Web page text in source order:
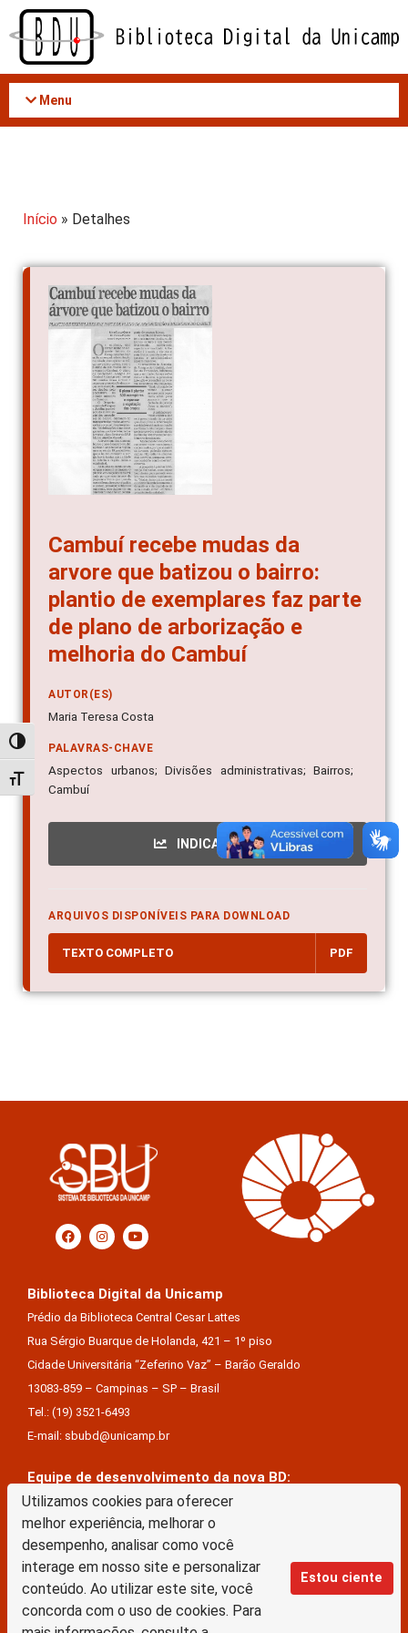
Utilizamos cookies para oferecer
melhor experiência, melhorar o
desempenho, analisar como você
interage em nosso site e personalizar
conteúdo. Ao utilizar este site, você
concorda com o uso de cookies. Para
Estou ciente
Acessar
conteúdo
Alternar alto contraste
Alternar tamanho da fonte
Menu
Início » Detalhes
Cambuí recebe mudas da
arvore que batizou o bairro:
plantio de exemplares faz parte
de plano de arborização e
melhoria do Cambuí
AUTOR(ES)
Maria Teresa Costa
PALAVRAS-CHAVE
Aspectos urbanos; Divisões administrativas; Bairros;
Cambuí
INDICADORES
ARQUIVOS DISPONÍVEIS PARA DOWNLOAD
TEXTO COMPLETO PDF
Biblioteca Digital da Unicamp
Prédio da Biblioteca Central Cesar Lattes
Rua Sérgio Buarque de Holanda, 421 – 1º piso
Cidade Universitária “Zeferino Vaz” – Barão Geraldo
13083-859 – Campinas – SP – Brasil
Tel.: (19) 3521-6493
E-mail: sbubd@unicamp.br
Equipe de desenvolvimento da nova BD:
Keite Aparecida Duarte
Márcio Vinícius De Jesus Almeida
Saul Victor De Castro E Silva
A Biblioteca Digital da Unicamp está licenciado com uma Licença Creative Commons –
Atribuição Sem Derivações 4.0 Internacional